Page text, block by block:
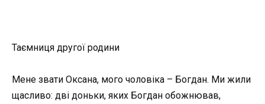
Таємниця другої родини
Мене звати Оксана, мого чоловіка – Богдан. Ми жили
щасливо: дві доньки, яких Богдан обожнював,